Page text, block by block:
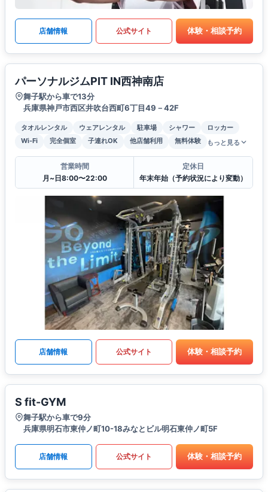
店舗情報 公式サイト 体験・相談予約
パーソナルジムPIT IN西神南店
舞子駅から車で13分
兵庫県神戸市西区井吹台西町6丁目49－42F
タオルレンタル ウェアレンタル 駐車場 シャワー
ロッカー
Wi-Fi
完全個室 子連れOK 他店舗利用 無料体験 もっと見る
営業時間
月~日8:00〜22:00
定休日
年末年始（予約状況により変動）
店舗情報 公式サイト 体験・相談予約
S fit-GYM
舞子駅から車で9分
兵庫県明石市東仲ノ町10-18みなとビル明石東仲ノ町5F
店舗情報 公式サイト 体験・相談予約